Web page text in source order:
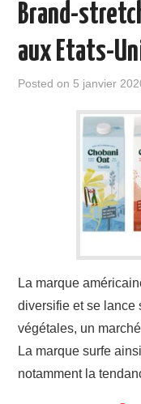
Brand-
aux Etats-
Posted on 5 janvier
La marque
diversifie et se lance
végétales, un
La marque surfe
notamment la